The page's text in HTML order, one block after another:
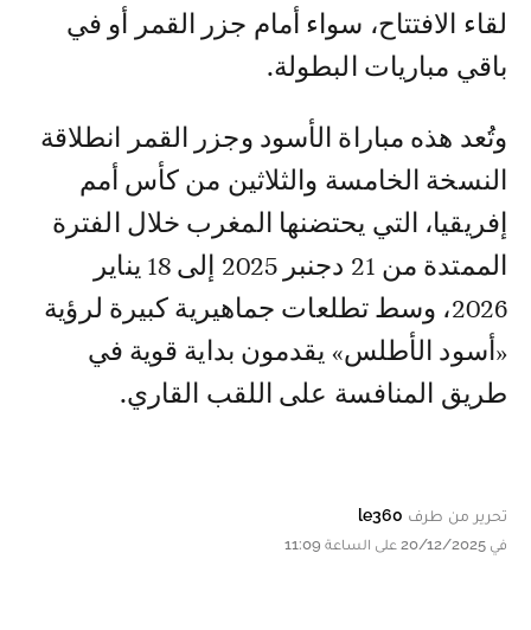
لقاء الافتتاح، سواء أمام جزر القمر أو في
باقي مباريات البطولة.
وتُعد هذه مباراة الأسود وجزر القمر انطلاقة
النسخة الخامسة والثلاثين من كأس أمم
إفريقيا، التي يحتضنها المغرب خلال الفترة
الممتدة من 21 دجنبر 2025 إلى 18 يناير
2026، وسط تطلعات جماهيرية كبيرة لرؤية
«أسود الأطلس» يقدمون بداية قوية في
طريق المنافسة على اللقب القاري.
تحرير من طرف le360
في 20/12/2025 على الساعة 11:09